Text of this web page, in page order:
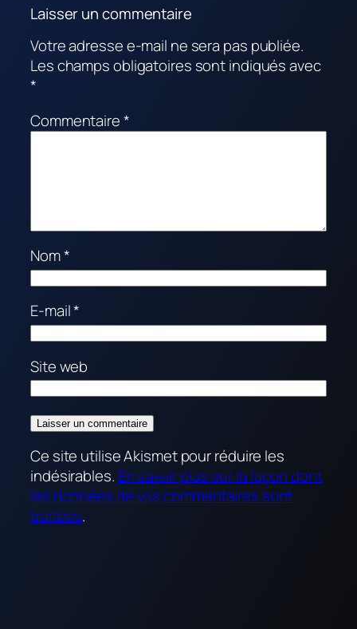
Laisser un commentaire
Votre adresse e-mail ne sera pas publiée.
Les champs obligatoires sont indiqués avec
*
Commentaire*
Nom*
E-mail*
Site web
Ce site utilise Akismet pour réduire les
indésirables. En savoir plus sur la façon dont
les données de vos commentaires sont
traitées.